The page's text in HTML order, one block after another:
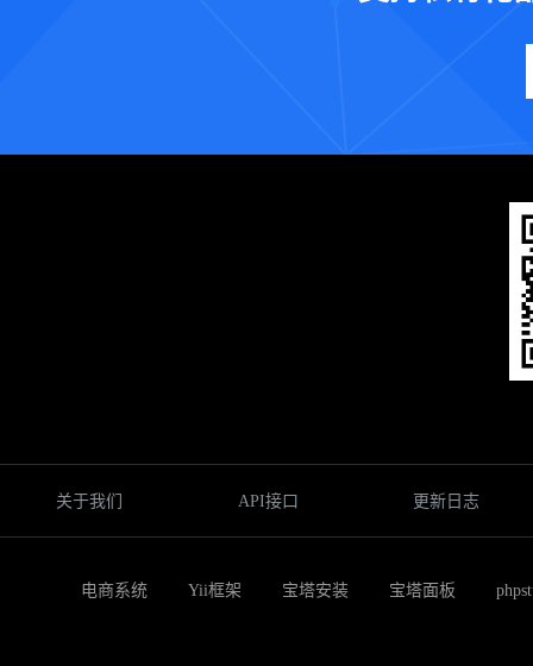
关于我们 API接口 更新日志
电商系统 Yii框架 宝塔安装 宝塔面板